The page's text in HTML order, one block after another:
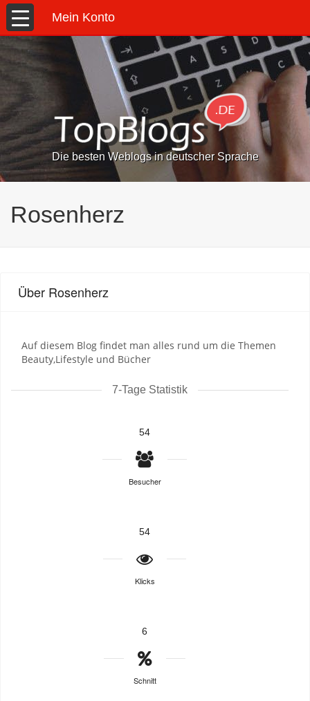
Mein Konto
Die besten Weblogs in deutscher Sprache
Rosenherz
Über Rosenherz
Auf diesem Blog findet man alles rund um die Themen
Beauty,Lifestyle und Bücher
7-Tage Statistik
54
Besucher
54
Klicks
6
Schnitt